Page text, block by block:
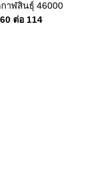
าฬสินธุ์ 46000
ต่อ 114